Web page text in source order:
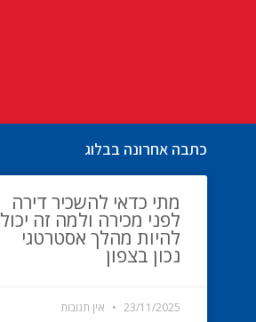
כתבה אחרונה בבלוג
מתי כדאי להשכיר דירה
לפני מכירה ולמה זה יכול
להיות מהלך אסטרטגי
נכון בצפון
23/11/2025 אין תגובות